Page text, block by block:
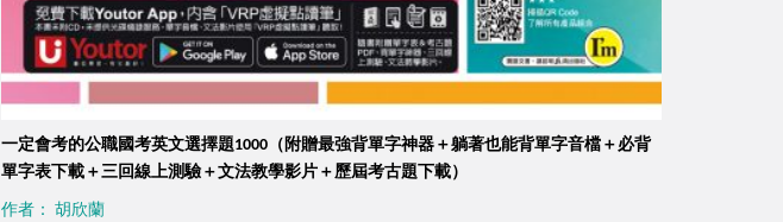
一定會考的公職國考英文選擇題1000（附贈最強背單字神器＋躺著也能背單字音檔＋必背
單字表下載＋三回線上測驗＋文法教學影片＋歷屆考古題下載）
作者： 胡欣蘭